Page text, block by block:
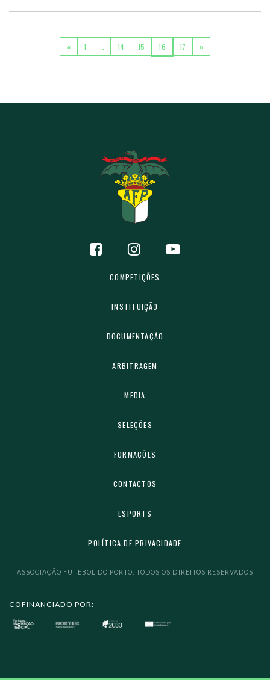
POSTS NAVIGATION
« 1 … 14 15 16 17 »
COMPETIÇÕES
INSTITUIÇÃO
DOCUMENTAÇÃO
ARBITRAGEM
MEDIA
SELEÇÕES
FORMAÇÕES
CONTACTOS
ESPORTS
POLÍTICA DE PRIVACIDADE
ASSOCIAÇÃO FUTEBOL DO PORTO. TODOS OS DIREITOS RESERVADOS
COFINANCIADO POR: